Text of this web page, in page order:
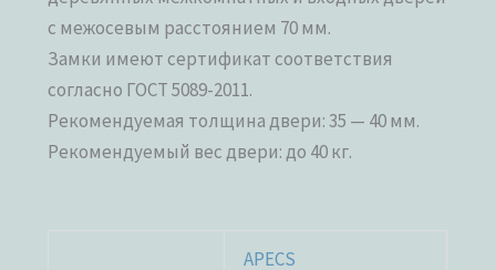
с межосевым расстоянием 70 мм.
Замки имеют сертификат соответствия
согласно ГОСТ 5089-2011.
Рекомендуемая толщина двери: 35 — 40 мм.
Рекомендуемый вес двери: до 40 кг.
APECS